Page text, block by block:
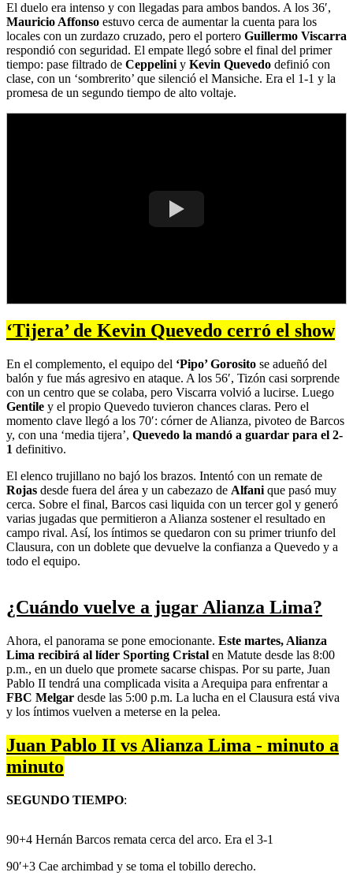
El duelo era intenso y con llegadas para ambos bandos. A los 36′,
Mauricio Affonso estuvo cerca de aumentar la cuenta para los
locales con un zurdazo cruzado, pero el portero Guillermo Viscarra
respondió con seguridad. El empate llegó sobre el final del primer
tiempo: pase filtrado de Ceppeliniy Kevin Quevedo definió con
clase, con un ‘sombrerito’ que silenció el Mansiche. Era el 1-1 y la
promesa de un segundo tiempo de alto voltaje.
‘Tijera’ de Kevin Quevedo cerró el show
En el complemento, el equipo del ‘Pipo’ Gorosito se adueñó del
balón y fue más agresivo en ataque. A los 56′, Tizón casi sorprende
con un centro que se colaba, pero Viscarra volvió a lucirse. Luego
Gentile y el propio Quevedo tuvieron chances claras. Pero el
momento clave llegó a los 70′: córner de Alianza, pivoteo de Barcos
y, con una ‘media tijera’, Quevedo la mandó a guardar para el 2-
1 definitivo.
El elenco trujillano no bajó los brazos. Intentó con un remate de
Rojas desde fuera del área y un cabezazo de Alfani que pasó muy
cerca. Sobre el final, Barcos casi liquida con un tercer gol y generó
varias jugadas que permitieron a Alianza sostener el resultado en
campo rival. Así, los íntimos se quedaron con su primer triunfo del
Clausura, con un doblete que devuelve la confianza a Quevedo y a
todo el equipo.
¿Cuándo vuelve a jugar Alianza Lima?
Ahora, el panorama se pone emocionante. Este martes, Alianza
Lima recibirá al líder Sporting Cristal en Matute desde las 8:00
p.m., en un duelo que promete sacarse chispas. Por su parte, Juan
Pablo II tendrá una complicada visita a Arequipa para enfrentar a
FBC Melgar desde las 5:00 p.m. La lucha en el Clausura está viva
y los íntimos vuelven a meterse en la pelea.
Juan Pablo II vs Alianza Lima - minuto a
minuto
SEGUNDO TIEMPO:
90+4 Hernán Barcos remata cerca del arco. Era el 3-1
90′+3 Cae archimbad y se toma el tobillo derecho.